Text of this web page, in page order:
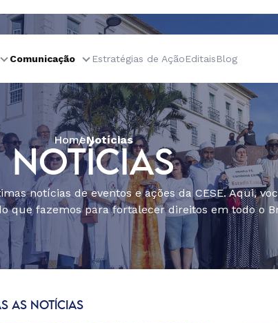
Comunicação Estratégias de AçãoEditaisBlog
HomeNotícias
NOTÍCIAS
notícias de eventos e ações da CESE. Aqui,
que fazemos para fortalecer direitos em todo o
AS NOTÍCIAS